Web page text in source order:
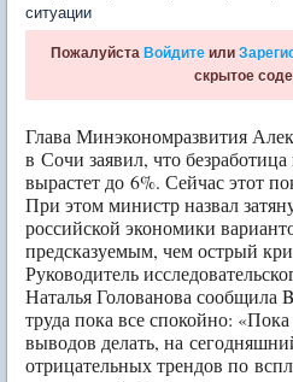
ситуации
Пожалуйста Войдите или
скрытое
Глава Минэкономразвития
в Сочи заявил, что
вырастет до 6%. Сейчас этот
При этом министр назвал
российской экономики
предсказуемым, чем острый
Руководитель
Наталья Голованова сообщила
труда пока все спокойно:
выводов делать, на
отрицательных трендов по